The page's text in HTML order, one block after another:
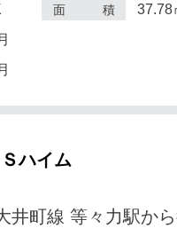
面 積 37.78
ハイム
井町線 等々力駅か